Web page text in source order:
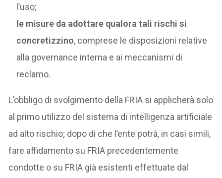
l’uso;
le misure da adottare qualora tali rischi si
concretizzino, comprese le disposizioni relative
alla governance interna e ai meccanismi di
reclamo.
L’obbligo di svolgimento della FRIA si applicherà solo
al primo utilizzo del sistema di intelligenza artificiale
ad alto rischio; dopo di che l’ente potrà, in casi simili,
fare affidamento su FRIA precedentemente
condotte o su FRIA già esistenti effettuate dal